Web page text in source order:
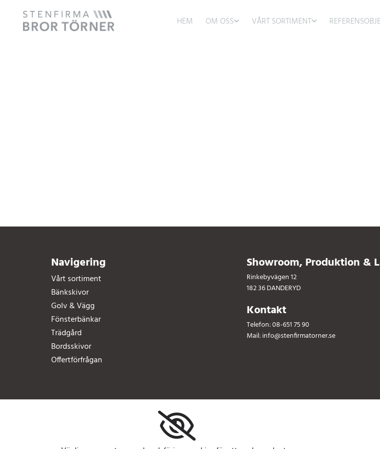
HEM OM OSS VÅRT SORTIMENT
Navigering
Vårt sortiment
Bänkskivor
Golv & Vägg
Fönsterbänkar
Trädgård
Bordsskivor
Offertförfrågan
Showroom, Produktion &
Rinkebyvägen 12
182 36 DANDERYD
Kontakt
Telefon:08-651 75 90
Mail:info@stenfirmatorner.se